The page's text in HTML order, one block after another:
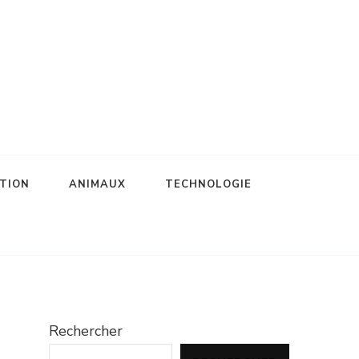
ANIMAUX TECHNOLOGIE
Rechercher